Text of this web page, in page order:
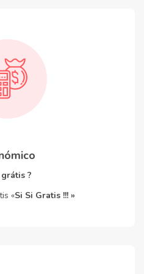
grátis ?
«Si Si Gratis !!! »